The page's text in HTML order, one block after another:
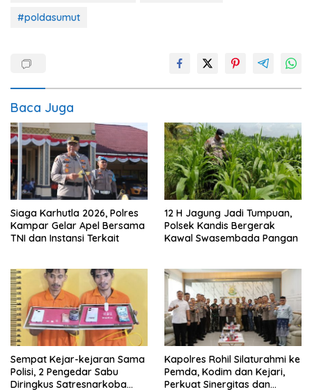
#poldasumut
Baca Juga
Siaga Karhutla 2026, Polres
Kampar Gelar Apel Bersama
TNI dan Instansi Terkait
12 H Jagung Jadi Tumpuan,
Polsek Kandis Bergerak
Kawal Swasembada Pangan
Sempat Kejar-kejaran Sama
Polisi, 2 Pengedar Sabu
Diringkus Satresnarkoba
Kapolres Rohil Silaturahmi ke
Pemda, Kodim dan Kejari,
Perkuat Sinergitas dan